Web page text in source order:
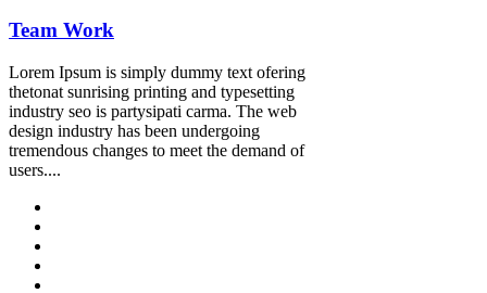
Team Work
Lorem Ipsum is simply dummy text ofering
thetonat sunrising printing and typesetting
industry seo is partysipati carma. The web
design industry has been undergoing
tremendous changes to meet the demand of
users....